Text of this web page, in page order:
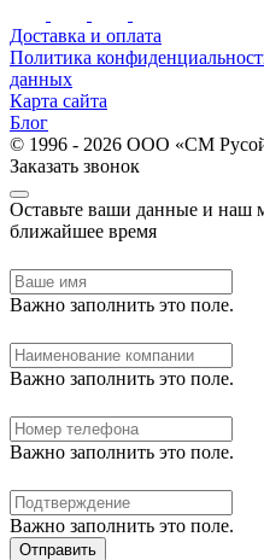
Доставка и оплата
Политика
данных
Карта сайта
Блог
© 1996 - 2026 ООО «СМ
Заказать звонок
Оставьте ваши данные и наш
ближайшее время
Важно заполнить это поле.
Важно заполнить это поле.
Важно заполнить это поле.
Важно заполнить это поле.
Отправить